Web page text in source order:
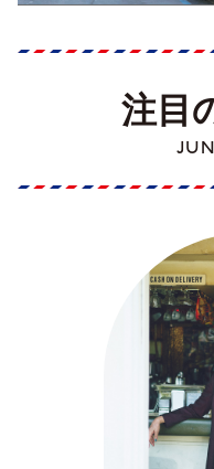
注目